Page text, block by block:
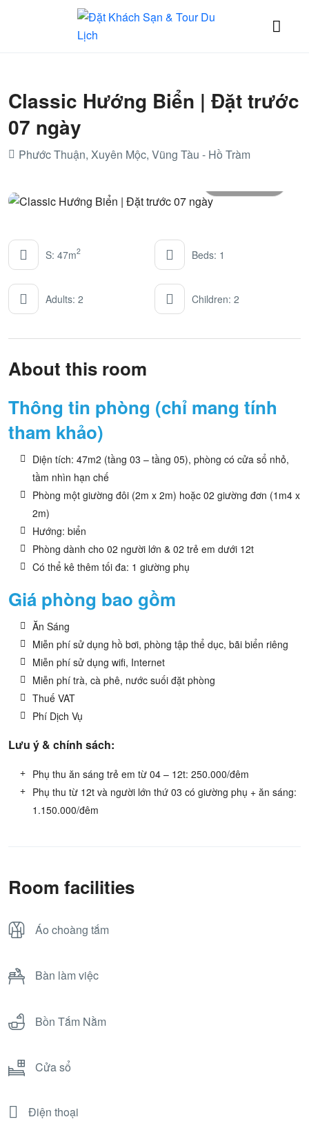
Classic Hướng Biển | Đặt trước
07 ngày
Phước Thuận, Xuyên Mộc, Vũng Tàu - Hồ Tràm
S: 47m2 Beds: 1
Adults: 2 Children: 2
About this room
Thông tin phòng (chỉ mang tính
tham khảo)
Diện tích: 47m2 (tầng 03 – tầng 05), phòng có cửa sổ nhỏ,
tầm nhìn hạn chế
Phòng một giường đôi (2m x 2m) hoặc 02 giường đơn (1m4 x
2m)
Hướng: biển
Phòng dành cho 02 người lớn & 02 trẻ em dưới 12t
Có thể kê thêm tối đa: 1 giường phụ
Giá phòng bao gồm
Ăn Sáng
Miễn phí sử dụng hồ bơi, phòng tập thể dục, bãi biển riêng
Miễn phí sử dụng wifi, Internet
Miễn phí trà, cà phê, nước suối đặt phòng
Thuế VAT
Phí Dịch Vụ
Lưu ý & chính sách:
Phụ thu ăn sáng trẻ em từ 04 – 12t: 250.000/đêm
Phụ thu từ 12t và người lớn thứ 03 có giường phụ + ăn sáng:
1.150.000/đêm
Room facilities
Áo choàng tắm
Bàn làm việc
Bồn Tắm Nằm
Cửa sổ
Điện thoại